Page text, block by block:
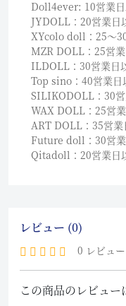
Doll4ever: 10営業
JYDOLL：20営業日
XYcolo doll：25〜
MZR DOLL：25営
ILDOLL：30営業日
Top sino：40営業日
SILIKODOLL：30
WAX DOLL：25営
ART DOLL：35営業
Future doll：30営
Qitadoll：20営業日
レビュー (0)
0 レビュー
この商品のレビュ